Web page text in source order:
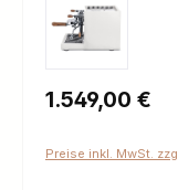
Regulärer Preis:
1.549,00 €
Preise inkl. MwSt.